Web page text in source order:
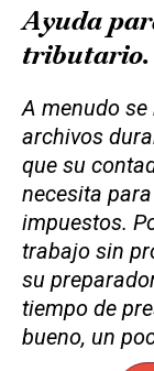
Ayuda
tributario.
A menudo
archivos
que su
necesita
impuestos.
trabajo sin
su
tiempo de
bueno, un